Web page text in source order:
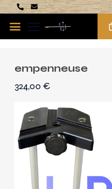
empenneuse
324,00 €